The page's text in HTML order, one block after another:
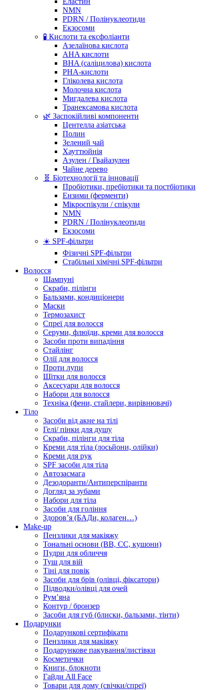
NMN
PDRN / Полінуклеотиди
Екзосоми
🧪 Кислоти та ексфоліанти
Азелаїнова кислота
AHA кислоти
BHA (саліцилова) кислота
PHA-кислоти
Гліколева кислота
Молочна кислота
Мигдалева кислота
Транексамова кислота
🌿 Заспокійливі компоненти
Центелла азіатська
Полин
Зелений чай
Хауттюйнія
Азулен / Гвайазулен
Чайне дерево
🧬 Біотехнології та інновації
Пробіотики, пребіотики та постбіотики
Ензими (ферменти)
Мікроспікули / спікули
NMN
PDRN / Полінуклеотиди
Екзосоми
☀️ SPF-фільтри
Фізичні SPF-фільтри
Стабільні хімічні SPF-фільтри
Волосся
Шампуні
Скраби, пілінги
Бальзами, кондиціонери
Маски
Термозахист
Спреї для волосся
Серуми, флюїди, креми для волосся
Засоби проти випадіння
Стайлінг
Олії для волосся
Проти лупи
Щітки для волосся
Аксесуари для волосся
Набори для волосся
Техніка (фени, стайлери, вирівнювачі)
Тіло
Засоби від акне на тілі
Гелі/ пінки для душу
Скраби, пілінги для тіла
Креми для тіла (лосьйони, олійки)
Креми для рук
SPF засоби для тіла
Автозасмага
Дезодоранти/Антиперспіранти
Догляд за зубами
Набори для тіла
Засоби для гоління
Здоровʼя (БАДи, колаген…)
Make-up
Пензлики для макіяжу
Тональні основи (BB, CC, кушони)
Пудри для обличчя
Туш для вій
Тіні для повік
Засоби для брів (олівці, фіксатори)
Підводки/олівці для очей
Румʼяна
Контур / бронзер
Засоби для губ (блиски, бальзами, тінти)
Подарунки
Подарункові сертифікати
Пензлики для макіяжу
Подарункове пакування/листівки
Косметички
Книги, блокноти
Гайди All Face
Товари для дому (свічки/спреї)